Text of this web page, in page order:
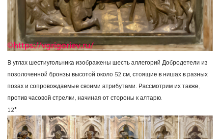
В углах шестиугольника изображены шесть аллегорий Добродетели из
позолоченной бронзы высотой около 52 см, стоящие в нишах в разных
позах и сопровождаемые своими атрибутами. Рассмотрим их также,
против часовой стрелки, начиная от стороны к алтарю.
12*.